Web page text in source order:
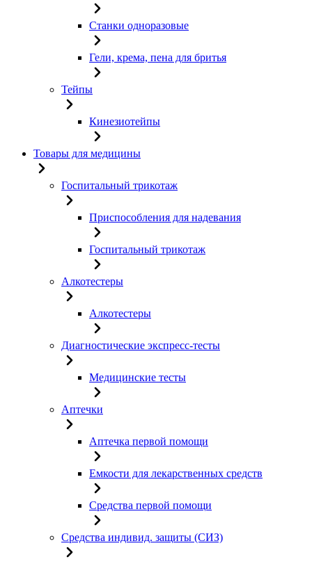
Станки одноразовые
Гели, крема, пена для бритья
Тейпы
Кинезиотейпы
Товары для медицины
Госпитальный трикотаж
Приспособления для надевания
Госпитальный трикотаж
Алкотестеры
Алкотестеры
Диагностические экспресс-тесты
Медицинские тесты
Аптечки
Аптечка первой помощи
Емкости для лекарственных средств
Средства первой помощи
Средства индивид. защиты (СИЗ)